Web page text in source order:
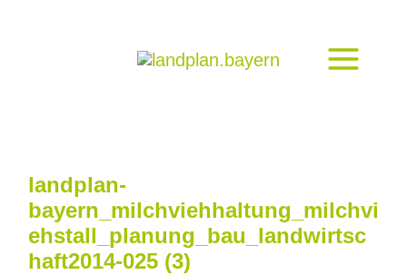
landplan-
bayern_milchviehhaltung_milchvi
ehstall_planung_bau_landwirtsc
haft2014-025 (3)